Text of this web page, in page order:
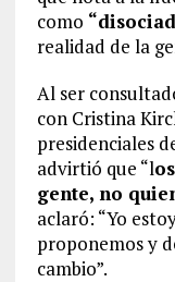
como
realidad de la
Al ser
con Cristina
presidenciales
advirtió que “l
gente, no
aclaró: “Yo
proponemos y
cambio”.